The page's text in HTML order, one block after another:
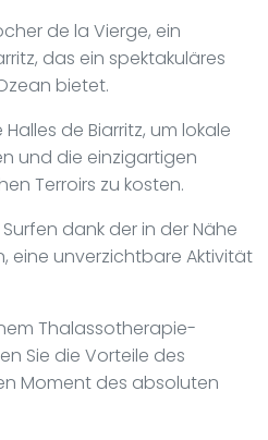
de la Vierge, ein
das ein spektakuläres
bietet.
de Biarritz, um lokale
und die einzigartigen
Terroirs zu kosten.
dank der in der Nähe
eine unverzichtbare Aktivität
Thalassotherapie-
Sie die Vorteile des
Moment des absoluten